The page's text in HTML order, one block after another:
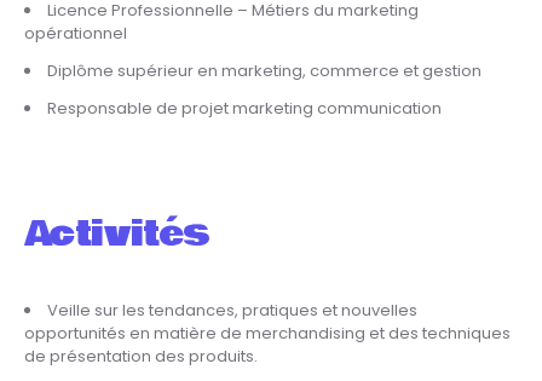
Licence Professionnelle – Métiers du marketing
opérationnel
Diplôme supérieur en marketing, commerce et gestion
Responsable de projet marketing communication
Activités
Veille sur les tendances, pratiques et nouvelles
opportunités en matière de merchandising et des techniques
de présentation des produits.